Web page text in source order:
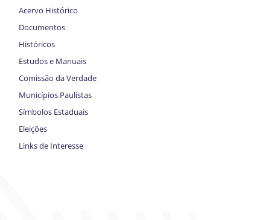
Acervo Histórico
Documentos
Históricos
Estudos e Manuais
Comissão da Verdade
Municípios Paulistas
Símbolos Estaduais
Eleições
Links de Interesse